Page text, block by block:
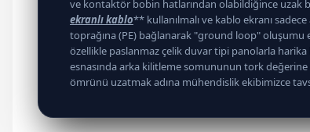
ve kontaktör bobin hatlarından olabildiğince uzak
ekranlı kablo** kullanılmalı ve kablo ekranı
toprağına (PE) bağlanarak "ground loop"
özellikle paslanmaz çelik duvar tipi panolarla
esnasında arka kilitleme somununun tork değerine
ömrünü uzatmak adına mühendislik ekibimizce